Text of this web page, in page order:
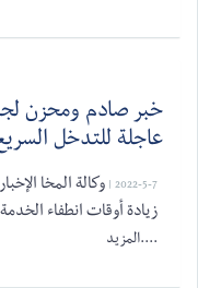
خبر صادم ومحزن
عاجلة للتدخل
2022-5-7 |
وكالة المخا
زيادة أوقات انطفاء
....المزيد